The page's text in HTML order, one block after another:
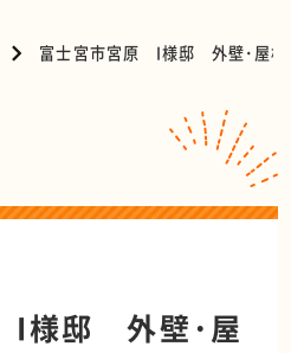
富士宮市宮原 I様邸 外壁･屋根
I様邸 外壁･屋